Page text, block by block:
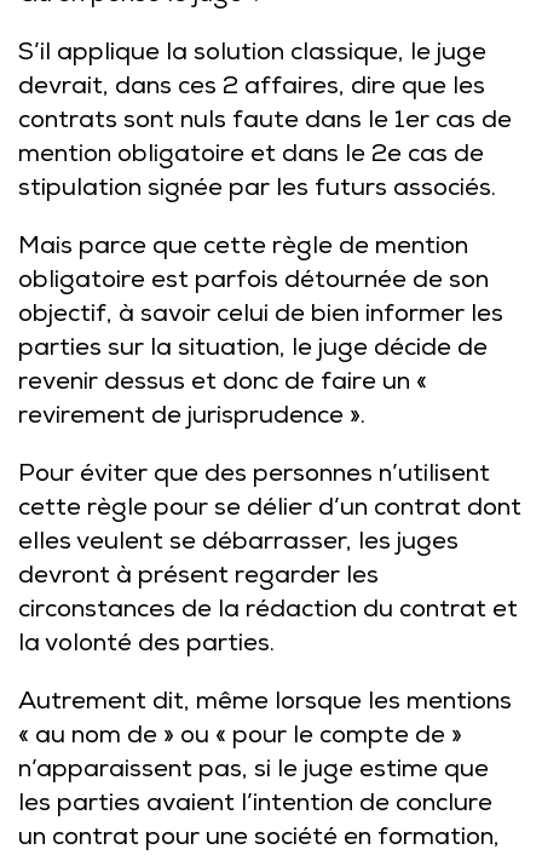
S’il applique la solution classique, le juge
devrait, dans ces 2 affaires, dire que les
contrats sont nuls faute dans le 1er cas de
mention obligatoire et dans le 2e cas de
stipulation signée par les futurs associés.
Mais parce que cette règle de mention
obligatoire est parfois détournée de son
objectif, à savoir celui de bien informer les
parties sur la situation, le juge décide de
revenir dessus et donc de faire un «
revirement de jurisprudence ».
Pour éviter que des personnes n’utilisent
cette règle pour se délier d’un contrat dont
elles veulent se débarrasser, les juges
devront à présent regarder les
circonstances de la rédaction du contrat et
la volonté des parties.
Autrement dit, même lorsque les mentions
« au nom de » ou « pour le compte de »
n’apparaissent pas, si le juge estime que
les parties avaient l’intention de conclure
un contrat pour une société en formation,